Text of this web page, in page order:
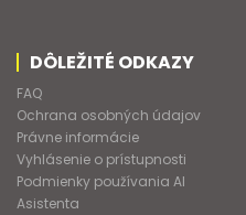
DÔLEŽITÉ ODKAZY
FAQ
Ochrana osobných údajov
Právne informácie
Vyhlásenie o prístupnosti
Podmienky používania AI
Asistenta